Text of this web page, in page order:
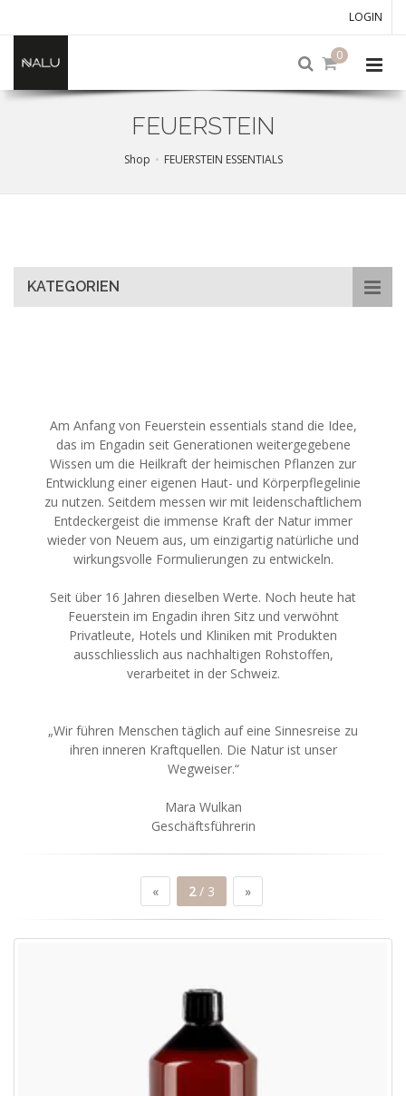
LOGIN
0
FEUERSTEIN
Shop FEUERSTEIN ESSENTIALS
KATEGORIEN
Am Anfang von Feuerstein essentials stand die Idee,
das im Engadin seit Generationen weitergegebene
Wissen um die Heilkraft der heimischen Pflanzen zur
Entwicklung einer eigenen Haut- und Körperpflegelinie
zu nutzen. Seitdem messen wir mit leidenschaftlichem
Entdeckergeist die immense Kraft der Natur immer
wieder von Neuem aus, um einzigartig natürliche und
wirkungsvolle Formulierungen zu entwickeln.
Seit über 16 Jahren dieselben Werte. Noch heute hat
Feuerstein im Engadin ihren Sitz und verwöhnt
Privatleute, Hotels und Kliniken mit Produkten
ausschliesslich aus nachhaltigen Rohstoffen,
verarbeitet in der Schweiz.
„Wir führen Menschen täglich auf eine Sinnesreise zu
ihren inneren Kraftquellen. Die Natur ist unser
Wegweiser.“
Mara Wulkan
Geschäftsführerin
« 2/ 3 »